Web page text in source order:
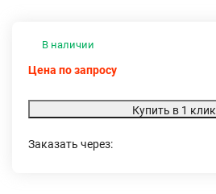
В наличии
Цена по запросу
Купить в 1 клик
Заказать через: